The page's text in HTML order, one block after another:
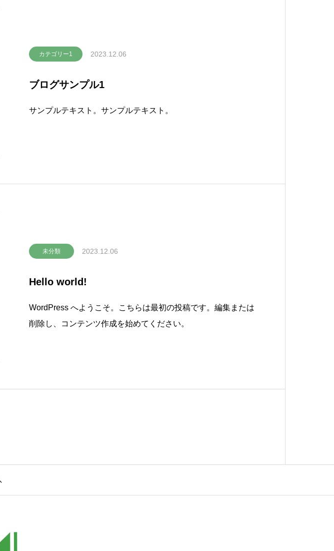
カテゴリー1 2023.12.06
ブログサンプル1
サンプルテキスト。サンプルテキスト。
未分類 2023.12.06
Hello world!
WordPress へようこそ。こちらは最初の投稿です。編集または
削除し、コンテンツ作成を始めてください。